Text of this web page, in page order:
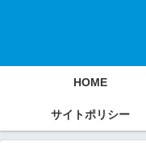
HOME
サイトポリシー